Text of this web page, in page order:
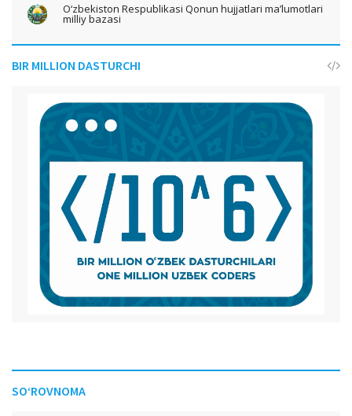
O‘zbekiston Respublikasi Qonun hujjatlari ma’lumotlari
milliy bazasi
BIR MILLION DASTURCHI
SO‘ROVNOMA